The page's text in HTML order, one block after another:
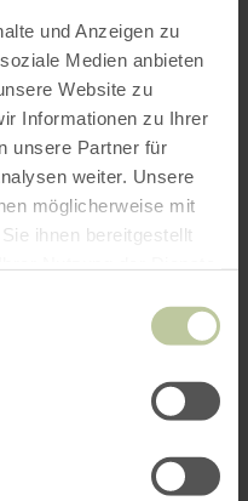
und Anzeigen zu
Medien anbieten
Website zu
Informationen zu Ihrer
unsere Partner für
weiter. Unsere
möglicherweise mit
ihnen bereitgestellt
PLANEN